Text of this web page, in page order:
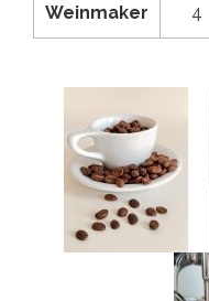
Weinmaker 4